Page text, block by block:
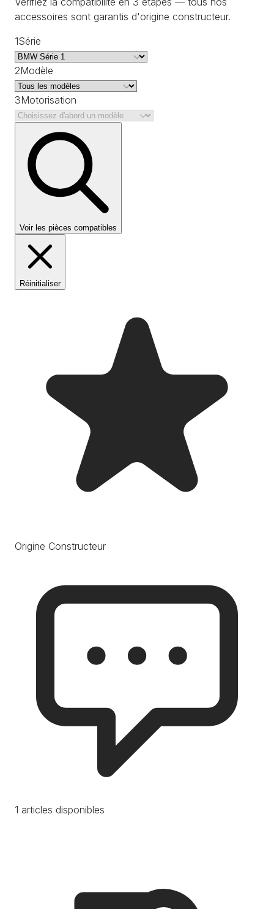
accessoires sont garantis d'origine constructeur.
1Série
2Modèle
3Motorisation
Voir les pièces compatibles
Réinitialiser
Origine Constructeur
1 articles disponibles